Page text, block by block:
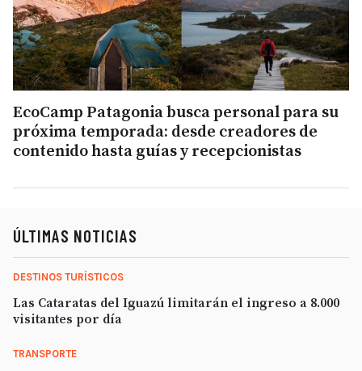
EcoCamp Patagonia busca personal para su
próxima temporada: desde creadores de
contenido hasta guías y recepcionistas
ÚLTIMAS NOTICIAS
DESTINOS TURÍSTICOS
Las Cataratas del Iguazú limitarán el ingreso a 8.000
visitantes por día
TRANSPORTE